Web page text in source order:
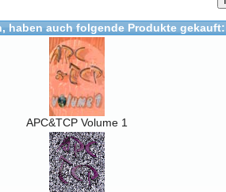
haben auch folgende Produkte gekauft:
APC&TCP Volume 1